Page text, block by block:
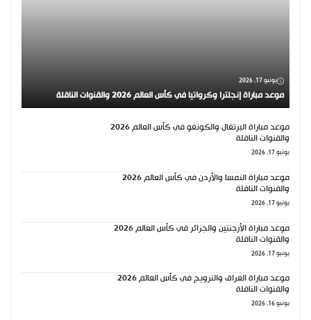
يونيو 17, 2026
موعد مباراة إنجلترا وكرواتيا في كأس العالم 2026 والقنوات الناقلة
موعد مباراة البرتغال والكونغو في كأس العالم 2026
والقنوات الناقلة
يونيو 17, 2026
موعد مباراة النمسا والأردن في كأس العالم 2026
والقنوات الناقلة
يونيو 17, 2026
موعد مباراة الأرجنتين والجزائر في كأس العالم 2026
والقنوات الناقلة
يونيو 17, 2026
موعد مباراة العراق والنرويج في كأس العالم 2026
والقنوات الناقلة
يونيو 16, 2026